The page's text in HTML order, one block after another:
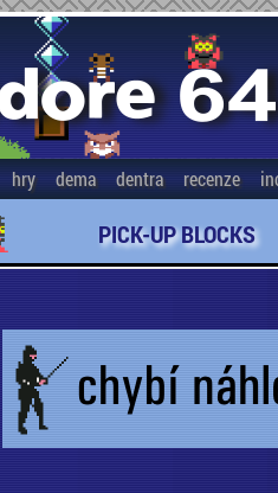
hry dema dentra recenze
PICK-UP BLOCKS